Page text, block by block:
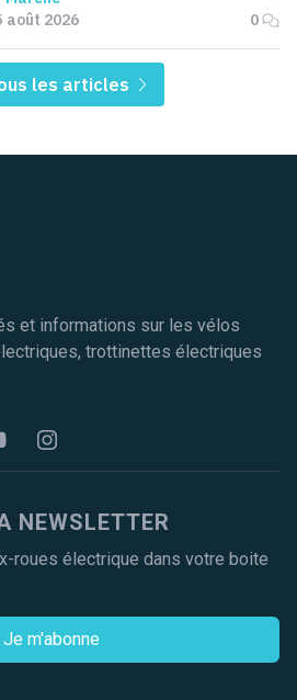
août 2026
0
les articles
et informations sur les vélos
trottinettes électriques
Instagram
NEWSLETTER
roues électrique dans votre boite
Je m'abonne